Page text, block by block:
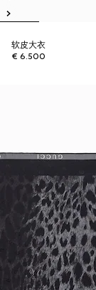
软皮大衣
€ 6.500